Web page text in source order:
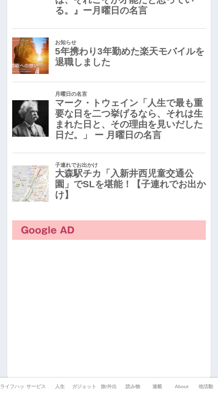
Google AD
ライフハックサービス 人生 ガジェット 旅/外出 読み物 連載 About 他活動